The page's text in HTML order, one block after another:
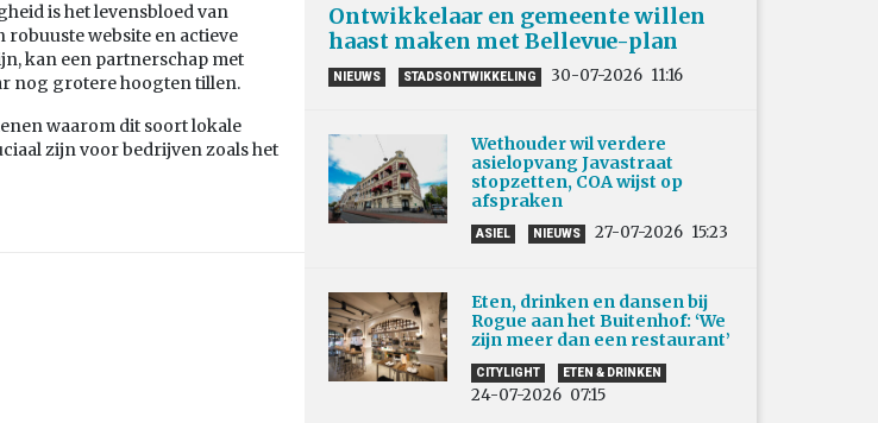
is het levensbloed van
robuuste website en actieve
kan een partnerschap met
nog grotere hoogten tillen.
waarom dit soort lokale
zijn voor bedrijven zoals het
Ontwikkelaar en gemeente willen
haast maken met Bellevue-plan
NIEUWS STADSONTWIKKELING 30-07-2026 11:16
Wethouder wil verdere
asielopvang Javastraat
stopzetten, COA wijst op
afspraken
ASIEL NIEUWS 27-07-2026 15:23
Eten, drinken en dansen bij
Rogue aan het Buitenhof: ‘We
zijn meer dan een restaurant’
CITYLIGHT ETEN & DRINKEN
24-07-2026 07:15